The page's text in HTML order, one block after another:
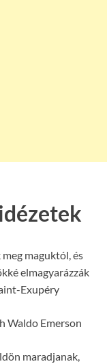
maguktól, és
elmagyarázzák
Exupéry
Waldo Emerson
maradjanak,